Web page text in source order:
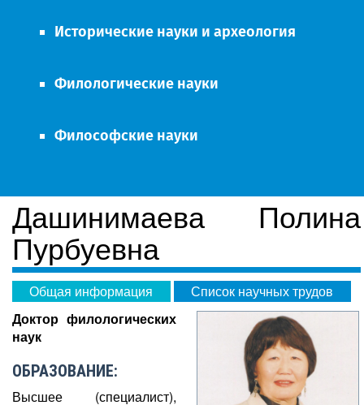
Исторические науки и археология
Филологические науки
Философские науки
Дашинимаева Полина
Пурбуевна
Общая информация
Список научных трудов
Доктор филологических
наук
ОБРАЗОВАНИЕ:
Высшее (специалист),